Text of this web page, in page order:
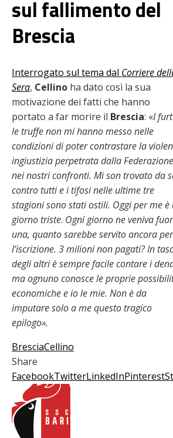
sul fallimento del
Brescia
Interrogato sul tema dal Corriere
Sera, Cellino ha dato così la sua
motivazione dei fatti che hanno
portato a far morire il Brescia: «I
le truffe non mi hanno messo nelle
condizioni di poter contrastare la
ingiustizia perpetrata dalla Federazione
nei nostri confronti. Mi son trovato da
contro tutti e i tifosi nelle ultime tre
stagioni sono stati ostili. Oggi per me è
giorno triste. Ogni giorno ne veniva
una, quanto sarebbe servito ancora per
l’iscrizione. 3 milioni non pagati? In
degli altri è sempre facile contare i
ma ognuno conosce le proprie
economiche e io le mie. Non è da
imputare solo a me questo tragico
epilogo».
BresciaCellino
Share
FacebookTwitterLinkedInPinterest